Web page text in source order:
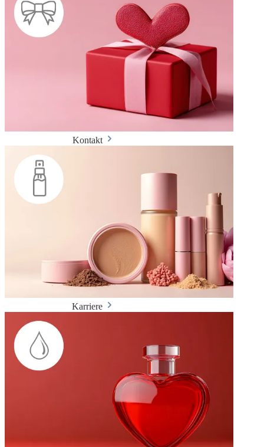
Kontakt
Karriere